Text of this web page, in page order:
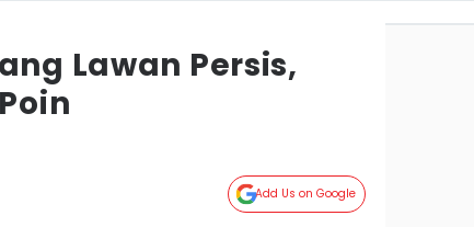
Lawan Persis,
Add Us on Google